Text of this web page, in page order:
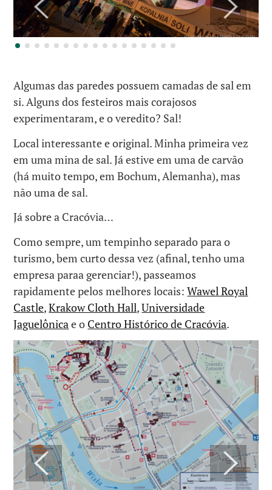
Algumas das paredes possuem camadas de sal em
si. Alguns dos festeiros mais corajosos
experimentaram, e o veredito? Sal!
Local interessante e original. Minha primeira vez
em uma mina de sal. Já estive em uma de carvão
(há muito tempo, em Bochum, Alemanha), mas
não uma de sal.
Já sobre a Cracóvia…
Como sempre, um tempinho separado para o
turismo, bem curto dessa vez (afinal, tenho uma
empresa paraa gerenciar!), passeamos
rapidamente pelos melhores locais:Wawel Royal
Castle,Krakow Cloth Hall,Universidade
Jaguelônica e o Centro Histórico de Cracóvia.